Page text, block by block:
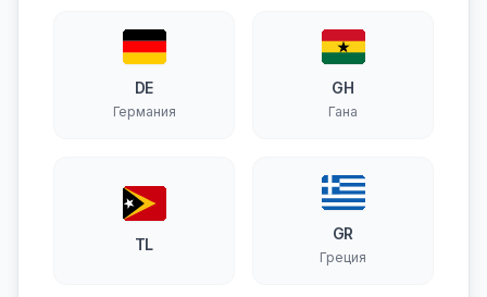
DE
Германия
GH
Гана
TL
GR
Греция